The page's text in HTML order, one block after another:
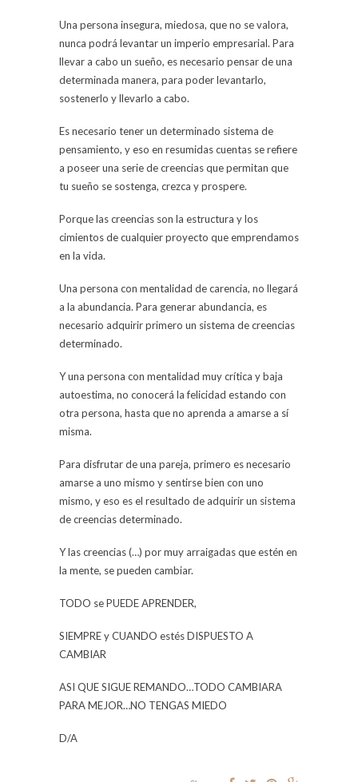
Una persona insegura, miedosa, que no se valora,
nunca podrá levantar un imperio empresarial. Para
llevar a cabo un sueño, es necesario pensar de una
determinada manera, para poder levantarlo,
sostenerlo y llevarlo a cabo.
Es necesario tener un determinado sistema de
pensamiento, y eso en resumidas cuentas se refiere
a poseer una serie de creencias que permitan que
tu sueño se sostenga, crezca y prospere.
Porque las creencias son la estructura y los
cimientos de cualquier proyecto que emprendamos
en la vida.
Una persona con mentalidad de carencia, no llegará
a la abundancia. Para generar abundancia, es
necesario adquirir primero un sistema de creencias
determinado.
Y una persona con mentalidad muy crítica y baja
autoestima, no conocerá la felicidad estando con
otra persona, hasta que no aprenda a amarse a sí
misma.
Para disfrutar de una pareja, primero es necesario
amarse a uno mismo y sentirse bien con uno
mismo, y eso es el resultado de adquirir un sistema
de creencias determinado.
Y las creencias (…) por muy arraigadas que estén en
la mente, se pueden cambiar.
TODO se PUEDE APRENDER,
SIEMPRE y CUANDO estés DISPUESTO A
CAMBIAR
ASI QUE SIGUE REMANDO…TODO CAMBIARA
PARA MEJOR…NO TENGAS MIEDO
D/A